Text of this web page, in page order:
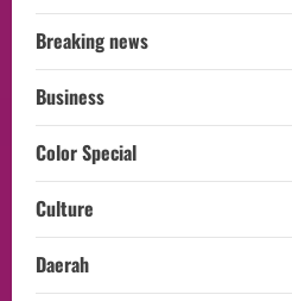
Breaking news
Business
Color Special
Culture
Daerah